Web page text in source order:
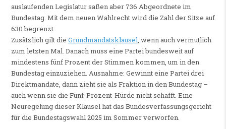
auslaufenden Legislatur saßen aber 736 Abgeordnete im
Bundestag. Mit dem neuen Wahlrecht wird die Zahl der Sitze auf
630 begrenzt.
Zusätzlich gilt die Grundmandatsklausel, wenn auch vermutlich
zum letzten Mal. Danach muss eine Partei bundesweit auf
mindestens fünf Prozent der Stimmen kommen, um in den
Bundestag einzuziehen. Ausnahme: Gewinnt eine Partei drei
Direktmandate, dann zieht sie als Fraktion in den Bundestag –
auch wenn sie die Fünf-Prozent-Hürde nicht schafft. Eine
Neuregelung dieser Klausel hat das Bundesverfassungsgericht
für die Bundestagswahl 2025 im Sommer verworfen.